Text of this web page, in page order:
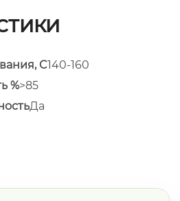
C140-160
%>85
Да